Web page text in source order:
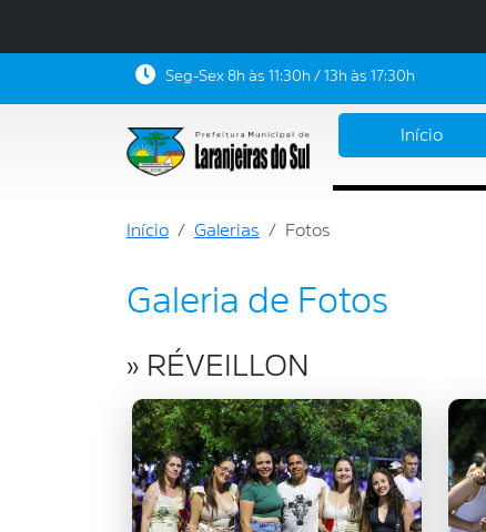
Seg-Sex 8h às 11:30h / 13h às 17:30h
Início
Início Galerias Fotos
Galeria de Fotos
» RÉVEILLON